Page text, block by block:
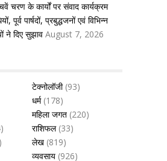
चरण के कार्यों पर संवाद कार्यक्रम
पूर्व पार्षदों, प्रबुद्धजनों एवं विभिन्न
ने दिए सुझाव August 7, 2026
टेक्नोलॉजी(93)
धर्म(178)
महिला जगत (220)
राशिफल(33)
लेख (819)
व्यवसाय (926)